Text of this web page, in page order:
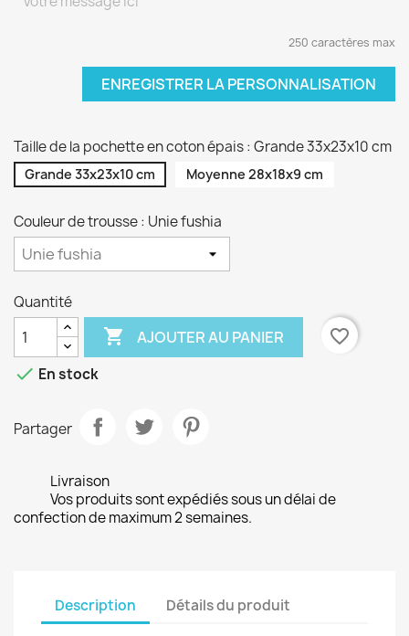
250 caractères max
ENREGISTRER LA PERSONNALISATION
Taille de la pochette en coton épais : Grande 33x23x10 cm
Grande 33x23x10 cm Moyenne 28x18x9 cm
Couleur de trousse : Unie fushia
Quantité
 AJOUTER AU PANIER
favorite_border
 En stock
Partager
Livraison
Vos produits sont expédiés sous un délai de
confection de maximum 2 semaines.
Description Détails du produit